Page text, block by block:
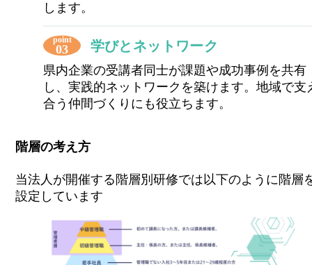
します。
point
03 学びとネットワーク
県内企業の受講者同士が課題や成功事例を共有
し、実践的ネットワークを築けます。地域で支
合う仲間づくりにも役立ちます。
階層の考え方
当法人が開催する階層別研修では以下のように階層
設定しています